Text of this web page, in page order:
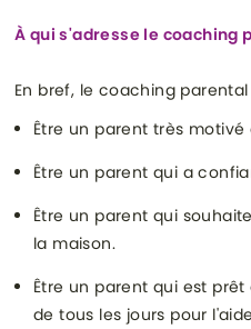
À qui s'adresse le coaching
En bref, le coaching
Être un parent très
Être un parent qui a
Être un parent qui
la maison.
Être un parent qui est
de tous les jours pour